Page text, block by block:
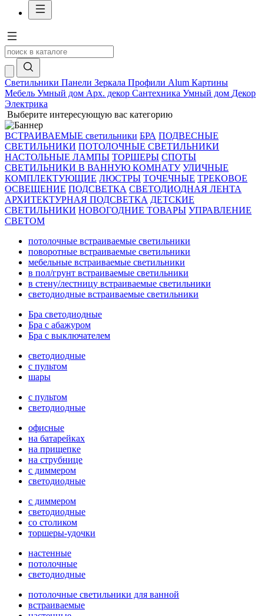
Светильники Панели Зеркала Профили Alum Картины
Мебель Умный дом Арх. декор Сантехника Умный дом Декор
Электрика
Выберите интересующую вас категорию
ВСТРАИВАЕМЫЕ светильники БРА ПОДВЕСНЫЕ
СВЕТИЛЬНИКИ ПОТОЛОЧНЫЕ СВЕТИЛЬНИКИ
НАСТОЛЬНЫЕ ЛАМПЫ ТОРШЕРЫ СПОТЫ
СВЕТИЛЬНИКИ В ВАННУЮ КОМНАТУ УЛИЧНЫЕ
КОМПЛЕКТУЮЩИЕ ЛЮСТРЫ ТОЧЕЧНЫЕ ТРЕКОВОЕ
ОСВЕЩЕНИЕ ПОДСВЕТКА СВЕТОДИОДНАЯ ЛЕНТА
АРХИТЕКТУРНАЯ ПОДСВЕТКА ДЕТСКИЕ
СВЕТИЛЬНИКИ НОВОГОДНИЕ ТОВАРЫ УПРАВЛЕНИЕ
СВЕТОМ
потолочные встраиваемые светильники
поворотные встраиваемые светильники
мебельные встраиваемые светильники
в пол/грунт встраиваемые светильники
в стену/лестницу встраиваемые светильники
светодиодные встраиваемые светильники
Бра светодиодные
Бра с абажуром
Бра с выключателем
светодиодные
с пультом
шары
с пультом
светодиодные
офисные
на батарейках
на прищепке
на струбнице
с диммером
светодиодные
с диммером
светодиодные
со столиком
торшеры-удочки
настенные
потолочные
светодиодные
потолочные светильники для ванной
встраиваемые